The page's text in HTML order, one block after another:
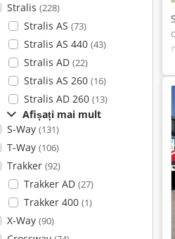
Stralis (228)
Stralis AS (73)
Stralis AS 440 (43)
Stralis AD (22)
Stralis AS 260 (16)
Stralis AD 260 (13)
Afișați mai mult
S-Way (131)
T-Way (106)
Trakker (92)
Trakker AD (27)
Trakker 400 (1)
X-Way (90)